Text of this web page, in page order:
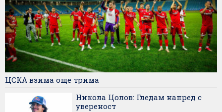
ЦСКА взима още трима
Никола Цолов: Гледам напред с
увереност